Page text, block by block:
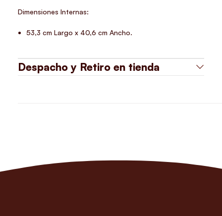
Dimensiones Internas:
53,3 cm Largo x 40,6 cm Ancho.
Despacho y Retiro en tienda